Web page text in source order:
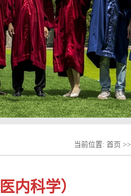
当前位置: 首页 >>
内科学）